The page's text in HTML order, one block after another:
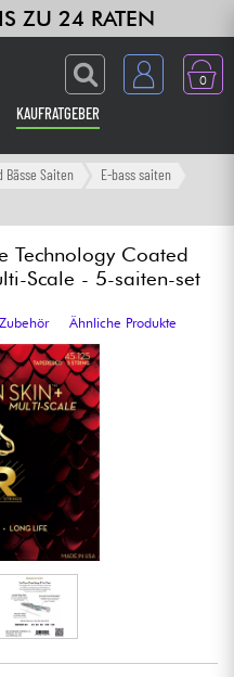
ZU 24 RATEN
0
KAUFRATGEBER
Bässe Saiten
E-bass saiten
Technology Coated
Scale - 5-saiten-set
Ähnliche Produkte